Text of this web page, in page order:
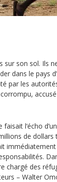
sur son sol. Ils
dans le pays
par les
l‘écho
de dollars
immédiatement
chargé des
– Walter